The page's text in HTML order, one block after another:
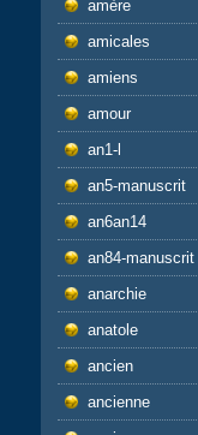
amère
amicales
amiens
amour
an1-l
an5-manuscrit
an6an14
an84-manuscrit
anarchie
anatole
ancien
ancienne